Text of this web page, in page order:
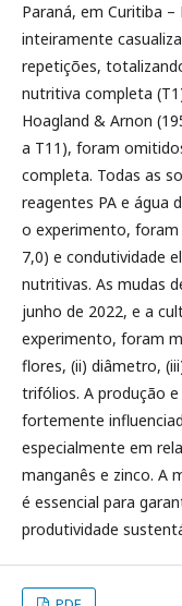
Paraná, em Curitiba
inteiramente
repetições,
nutritiva completa
Hoagland & Arnon
a T11), foram
completa. Todas as
reagentes PA e água
o experimento, foram
7,0) e condutividade
nutritivas. As mudas
junho de 2022, e a
experimento, foram
flores, (ii) diâmetro,
trifólios. A produção
fortemente
especialmente em
manganês e zinco. A
é essencial para
produtividade